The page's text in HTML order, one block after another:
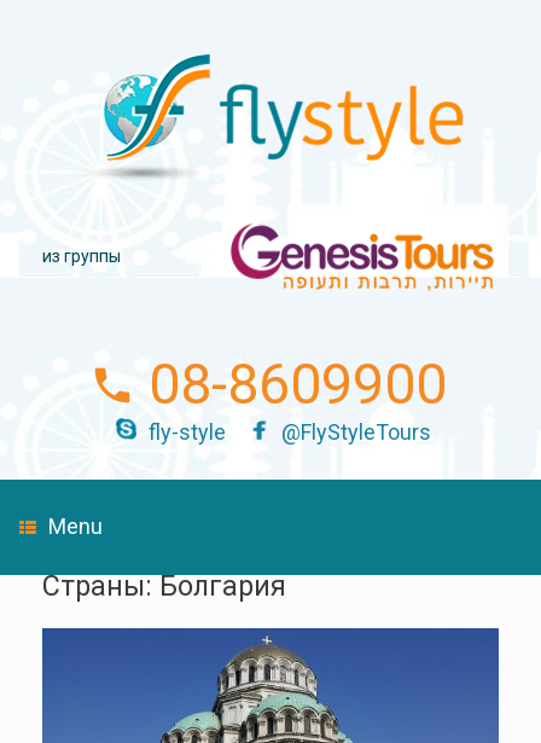
из группы
08-8609900
fly-style @FlyStyleTours
Menu
Страны: Болгария